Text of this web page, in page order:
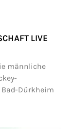
LIVE
männliche
Dürkheim